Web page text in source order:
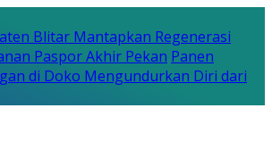
Blitar Mantapkan Regenerasi
Paspor Akhir Pekan Panen
di Doko Mengundurkan Diri dari